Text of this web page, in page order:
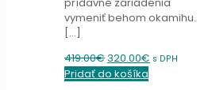
vymeniť behom okamihu.
[…]
419.00€Original
price
320.00€ Current
s DPH
Pridať do košíka